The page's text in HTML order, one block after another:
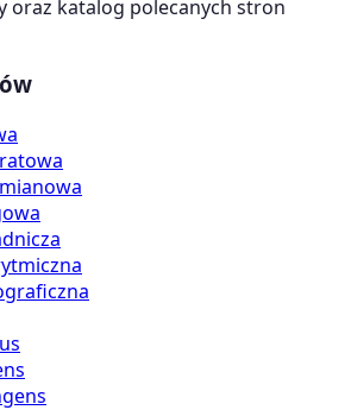
oraz katalog polecanych stron